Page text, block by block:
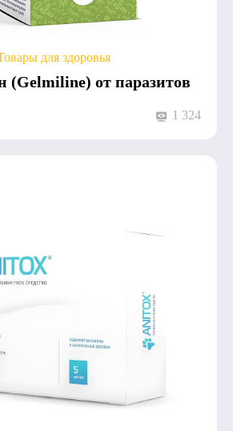
для здоровья
(Gelmiline) от паразитов
1 324